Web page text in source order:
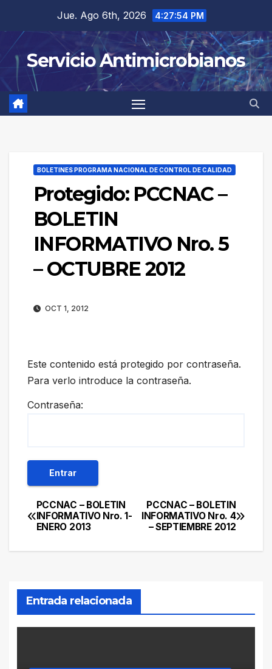
contenido
Jue. Ago 6th, 2026 4:27:54 PM
Servicio Antimicrobianos
BOLETINES PROGRAMA NACIONAL DE CONTROL DE CALIDAD
Protegido: PCCNAC –
BOLETIN
INFORMATIVO Nro. 5
– OCTUBRE 2012
OCT 1, 2012
Este contenido está protegido por contraseña.
Para verlo introduce la contraseña.
Contraseña:
Navegación
de
PCCNAC – BOLETIN
INFORMATIVO Nro. 4
– SEPTIEMBRE 2012
PCCNAC – BOLETIN
INFORMATIVO Nro. 1-
ENERO 2013
Entrada relacionada